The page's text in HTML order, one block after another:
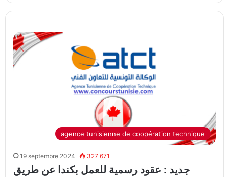
agence tunisienne de coopération technique
19 septembre 2024 327 671
جديد : عقود رسمية للعمل بكندا عن طريق